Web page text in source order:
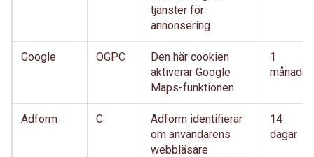
tjänster för
annonsering.
Google OGPC
Den här cookien
aktiverar Google
Maps-funktionen.
1
månader
Adform C
Adform identifierar
om användarens
webbläsare
14
dagar